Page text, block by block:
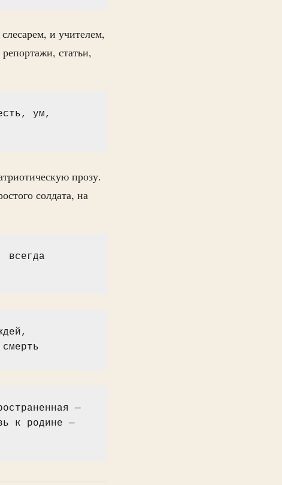
и учителем,
статьи,
ум,
прозу.
солдата, на
всегда
—
к родине —